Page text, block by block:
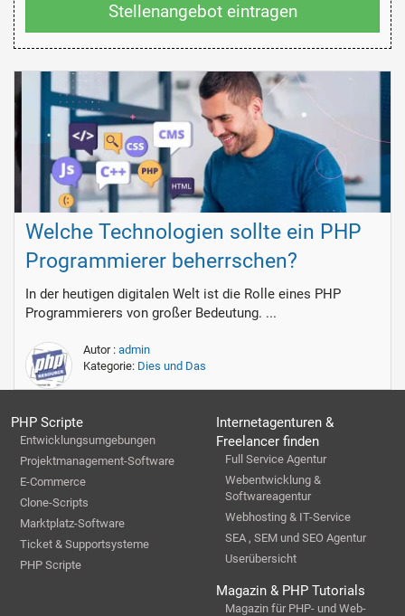
Stellenangebot eintragen
Welche Technologien sollte ein PHP
Programmierer beherrschen?
In der heutigen digitalen Welt ist die Rolle eines PHP
Programmierers von großer Bedeutung. ...
Autor : admin
Kategorie: Dies und Das
PHP Scripte
Entwicklungsumgebungen
Projektmanagement-Software
E-Commerce
Clone-Scripts
Marktplatz-Software
Ticket & Supportsysteme
PHP Scripte
Internetagenturen &
Freelancer finden
Full Service Agentur
Webentwicklung &
Softwareagentur
Webhosting & IT-Service
SEA , SEM und SEO Agentur
Userübersicht
Magazin & PHP Tutorials
Magazin für PHP- und Web-